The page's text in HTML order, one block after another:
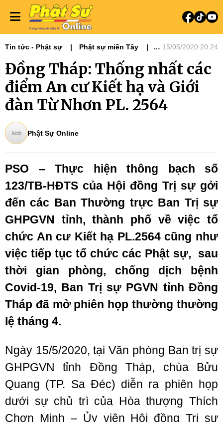
Tin tức - Phật sự
Phật sự miền Tây
15/05/2020 20:24
Đồng Tháp: Thống nhất các
điểm An cư Kiết hạ và Giới
đàn Từ Nhơn PL. 2564
Phật Sự Online
PSO – Thực hiện thông bạch số
123/TB-HĐTS của Hội đồng Trị sự gởi
đến các Ban Thường trực Ban Trị sự
GHPGVN tỉnh, thành phố về việc tổ
chức An cư Kiết hạ PL.2564 cũng như
việc tiếp tục tổ chức các Phật sự, sau
thời gian phòng, chống dịch bệnh
Covid-19, Ban Trị sự PGVN tỉnh Đồng
Tháp đã mở phiên họp thường thường
lệ tháng 4.
Ngày 15/5/2020, tại Văn phòng Ban trị sự
GHPGVN tỉnh Đồng Tháp, chùa Bửu
Quang (TP. Sa Đéc) diễn ra phiên họp
dưới sự chủ trì của Hòa thượng Thích
Chơn Minh – Ủy viên Hội đồng Trị sự